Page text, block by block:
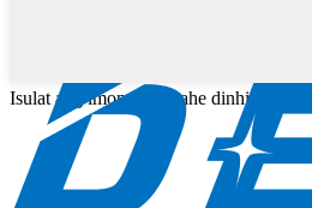
Isulat ang imong mensahe dinhi ug